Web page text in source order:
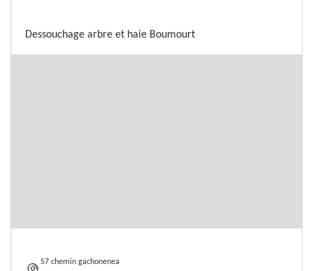
Dessouchage arbre et haie Boumourt
57 chemin gachonenea